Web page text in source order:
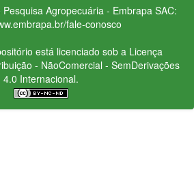
Agropecuária - Embrapa SAC:
fale-conosco
está licenciado sob a Licença
- NãoComercial - SemDerivações
4.0 Internacional.